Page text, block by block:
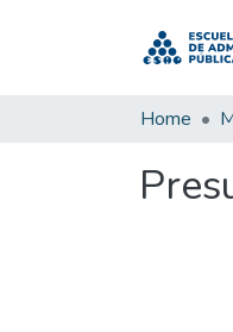
Home